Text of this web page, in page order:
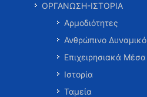
ΟΡΓΑΝΩΣΗ-ΙΣΤΟΡΙΑ
Αρμοδιότητες
Ανθρώπινο Δυναμικό
Επιχειρησιακά Μέσα
Ιστορία
Ταμεία